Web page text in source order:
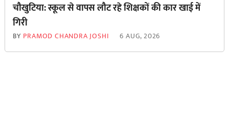
चौखुटिया: स्कूल से वापस लौट रहे शिक्षकों की कार खाई में
गिरी
BY PRAMOD CHANDRA JOSHI 6 AUG, 2026